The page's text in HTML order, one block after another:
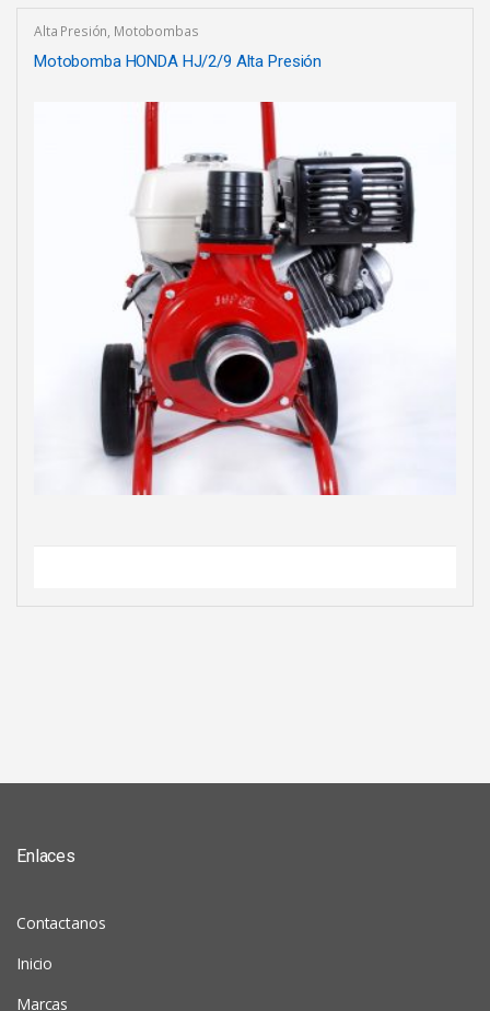
Alta Presión, Motobombas
Motobomba HONDA HJ/2/9 Alta Presión
Enlaces
Contactanos
Inicio
Marcas